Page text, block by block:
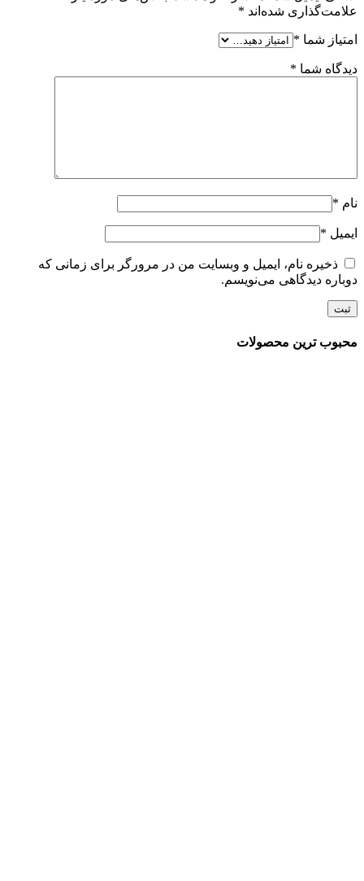
علامت‌گذاری شده‌اند *
امتیاز شما *
دیدگاه شما *
نام *
ایمیل *
ذخیره نام، ایمیل و وبسایت من در مرورگر برای زمانی که
دوباره دیدگاهی می‌نویسم.
محبوب ترین محصولات